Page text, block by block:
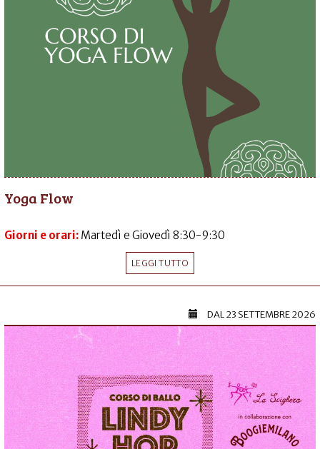
Yoga Flow
Giorni e orari: Martedì e Giovedì 8:30-9:30
LEGGI TUTTO
DAL23 SETTEMBRE 2026